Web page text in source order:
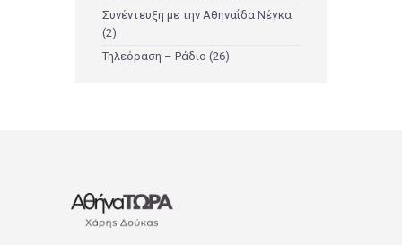
Συνέντευξη με την Αθηναΐδα Νέγκα
(2)
Τηλεόραση – Ράδιο (26)